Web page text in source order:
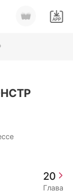
20
Глава